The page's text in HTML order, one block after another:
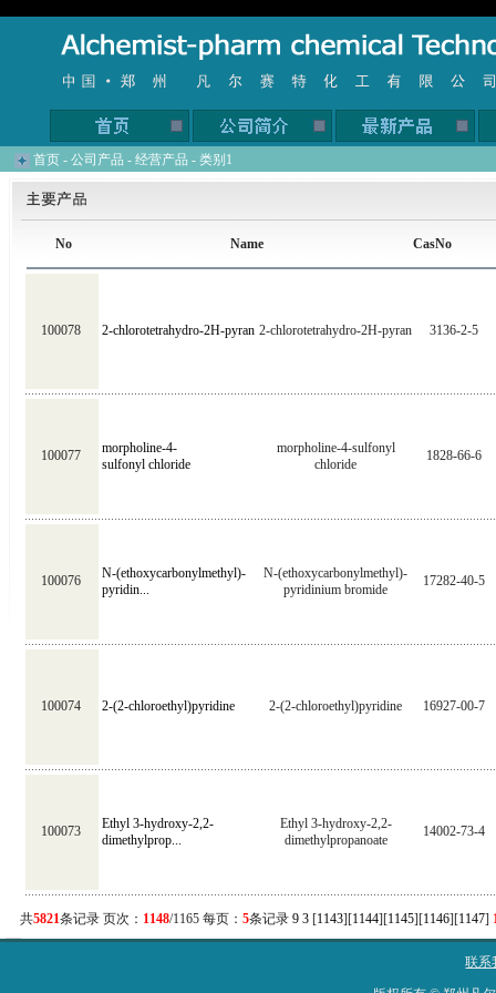
首页 - 公司产品 - 经营产品 - 类别1
No Name CasNo
100078 2-chlorotetrahydro-2H-pyran 2-chlorotetrahydro-2H-pyran 3136-2-5
100077
morpholine-4-
sulfonyl chloride
morpholine-4-sulfonyl
chloride
1828-66-6
100076
N-(ethoxycarbonylmethyl)-
pyridin...
N-(ethoxycarbonylmethyl)-
pyridinium bromide
17282-40-5
100074 2-(2-chloroethyl)pyridine 2-(2-chloroethyl)pyridine 16927-00-7
100073
Ethyl 3-hydroxy-2,2-
dimethylprop...
Ethyl 3-hydroxy-2,2-
dimethylpropanoate
14002-73-4
共5821条记录 页次： 1148/1165 每页：5条记录9 3 [1143][1144][1145][1146][1147]
联系